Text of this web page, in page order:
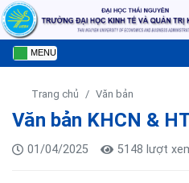
MENU
Trang chủ Văn bản
Văn bản KHCN &
01/04/2025 5148 lượt